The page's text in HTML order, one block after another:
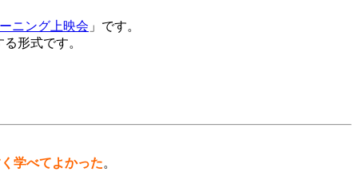
ニング上映会 」です。
形式です。
学べてよかった。